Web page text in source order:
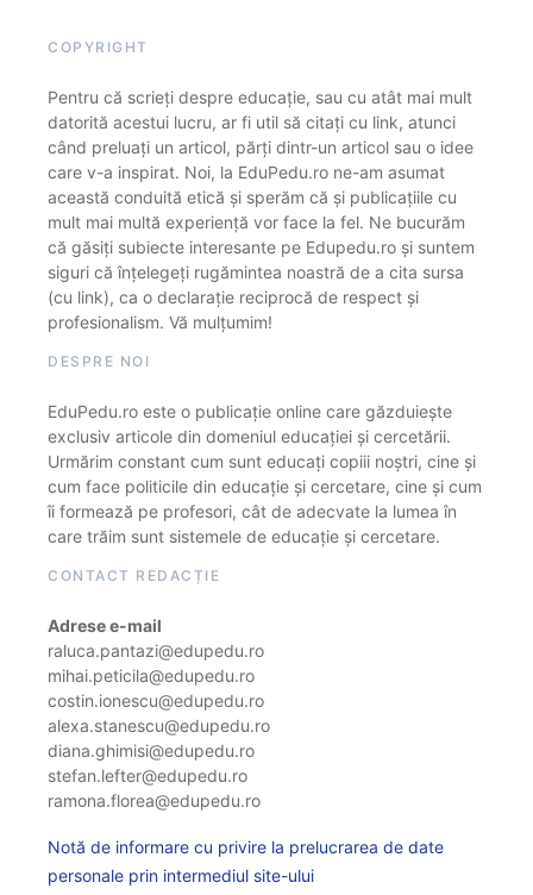
COPYRIGHT
Pentru că scrieți despre educație, sau cu atât mai mult
datorită acestui lucru, ar fi util să citați cu link, atunci
când preluați un articol, părți dintr-un articol sau o idee
care v-a inspirat. Noi, la EduPedu.ro ne-am asumat
această conduită etică și sperăm că și publicațiile cu
mult mai multă experiență vor face la fel. Ne bucurăm
că găsiți subiecte interesante pe Edupedu.ro și suntem
siguri că înțelegeți rugămintea noastră de a cita sursa
(cu link), ca o declarație reciprocă de respect și
profesionalism. Vă mulțumim!
DESPRE NOI
EduPedu.ro este o publicație online care găzduiește
exclusiv articole din domeniul educației și cercetării.
Urmărim constant cum sunt educați copiii noștri, cine și
cum face politicile din educație și cercetare, cine și cum
îi formează pe profesori, cât de adecvate la lumea în
care trăim sunt sistemele de educație și cercetare.
CONTACT REDACȚIE
Adrese e-mail
raluca.pantazi@edupedu.ro
mihai.peticila@edupedu.ro
costin.ionescu@edupedu.ro
alexa.stanescu@edupedu.ro
diana.ghimisi@edupedu.ro
stefan.lefter@edupedu.ro
ramona.florea@edupedu.ro
Notă de informare cu privire la prelucrarea de date
personale prin intermediul site-ului